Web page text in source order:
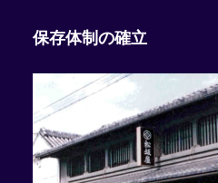
保存体制の確立